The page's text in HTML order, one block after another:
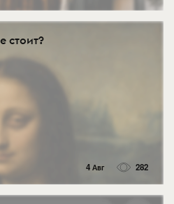
стоит?
4 Авг 282